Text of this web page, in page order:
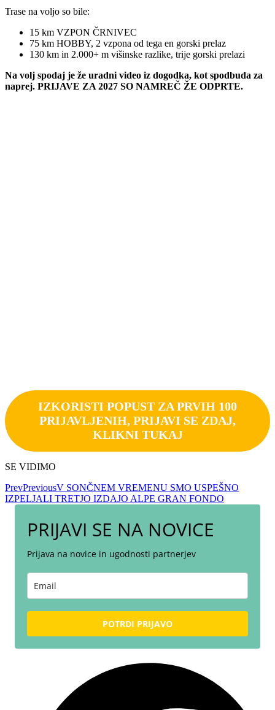
Trase na voljo so bile:
15 km VZPON ČRNIVEC
75 km HOBBY, 2 vzpona od tega en gorski prelaz
130 km in 2.000+ m višinske razlike, trije gorski prelazi
Na volj spodaj je že uradni video iz dogodka, kot spodbuda za
naprej. PRIJAVE ZA 2027 SO NAMREČ ŽE ODPRTE.
IZKORISTI POPUST ZA PRVIH 100
PRIJAVLJENIH, PRIJAVI SE ZDAJ,
KLIKNI TUKAJ
SE VIDIMO
PrevPreviousV SONČNEM VREMENU SMO USPEŠNO
IZPELJALI TRETJO IZDAJO ALPE GRAN FONDO
PRIJAVI SE NA NOVICE
Prijava na novice in ugodnosti partnerjev
POTRDI PRIJAVO